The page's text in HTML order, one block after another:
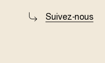
Suivez-nous